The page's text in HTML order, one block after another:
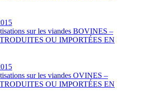
sur les viandes BOVINES –
OU IMPORTÉES EN
sur les viandes OVINES –
OU IMPORTÉES EN